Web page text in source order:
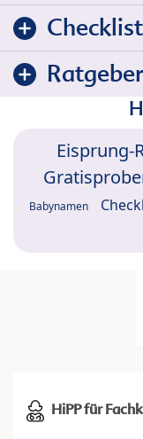
Eisprung-
Babynamen
HiPP für